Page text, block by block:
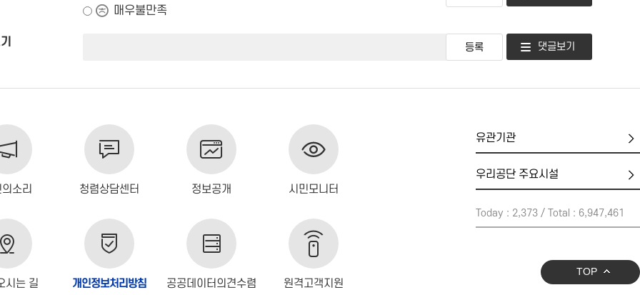
매우불만족
댓글보기
소리 청렴상담센터 정보공개 시민모니터
시는 길 개인정보처리방침 공공데이터의견수렴 원격고객지원
유
관
우
단
주
Today : 2,373 / Total : 6,947,461
TOP